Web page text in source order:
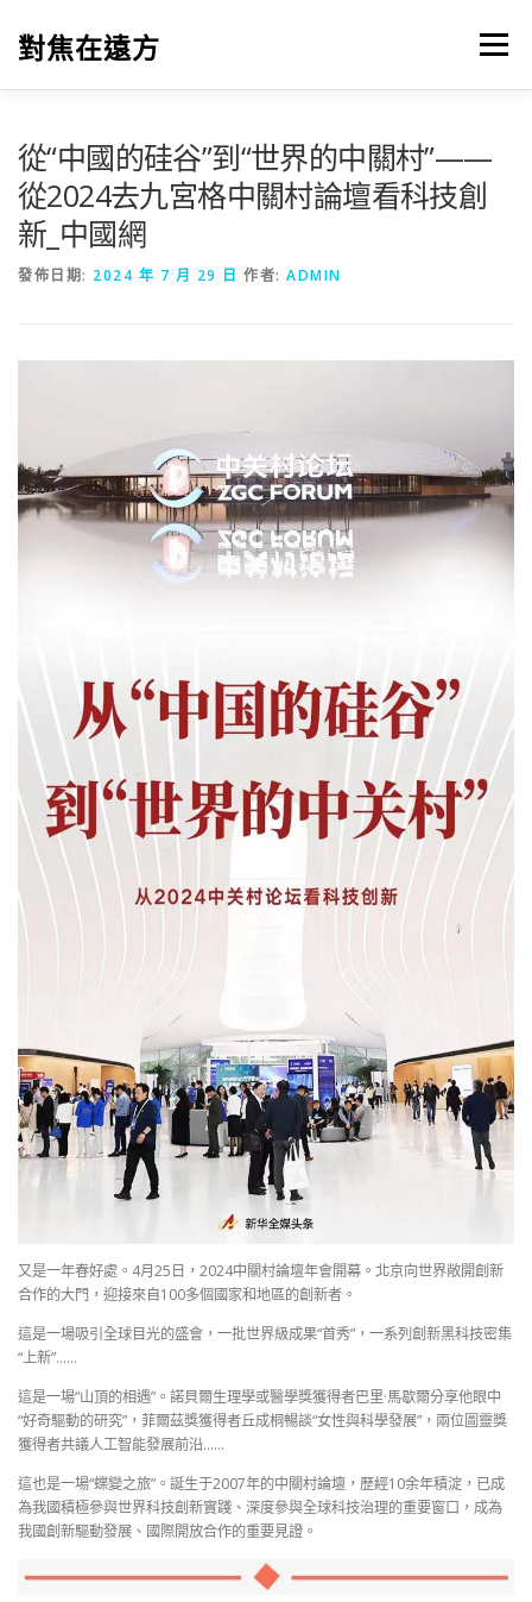
對焦在遠方 選單
從“中國的硅谷”到“世界的中關村”——
從2024去九宮格中關村論壇看科技創
新_中國網
發佈日期: 2024 年 7 月 29 日 作者: ADMIN
又是一年春好處。4月25日，2024中關村論壇年會開幕。北京向世界敞開創新
合作的大門，迎接來自100多個國家和地區的創新者。
這是一場吸引全球目光的盛會，一批世界級成果“首秀”，一系列創新黑科技密集
“上新”……
這是一場“山頂的相遇”。諾貝爾生理學或醫學獎獲得者巴里·馬歇爾分享他眼中
“好奇驅動的研究”，菲爾茲獎獲得者丘成桐暢談“女性與科學發展”，兩位圖靈獎
獲得者共議人工智能發展前沿……
這也是一場“蝶變之旅”。誕生于2007年的中關村論壇，歷經10余年積淀，已成
為我國積極參與世界科技創新實踐、深度參與全球科技治理的重要窗口，成為
我國創新驅動發展、國際開放合作的重要見證。